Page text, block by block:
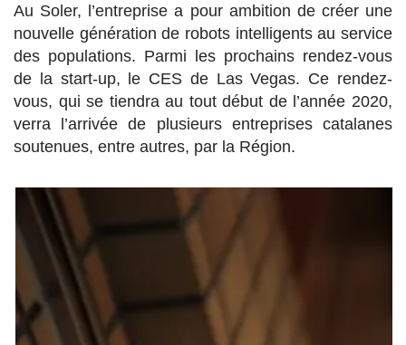
Au Soler, l’entreprise a pour ambition de créer une
nouvelle génération de robots intelligents au service
des populations. Parmi les prochains rendez-vous
de la start-up, le CES de Las Vegas. Ce rendez-
vous, qui se tiendra au tout début de l’année 2020,
verra l’arrivée de plusieurs entreprises catalanes
soutenues, entre autres, par la Région.